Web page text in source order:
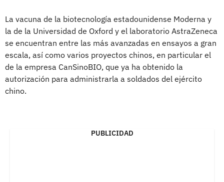
La vacuna de la biotecnología estadounidense Moderna y
la de la Universidad de Oxford y el laboratorio AstraZeneca
se encuentran entre las más avanzadas en ensayos a gran
escala, así como varios proyectos chinos, en particular el
de la empresa CanSinoBIO, que ya ha obtenido la
autorización para administrarla a soldados del ejército
chino.
PUBLICIDAD